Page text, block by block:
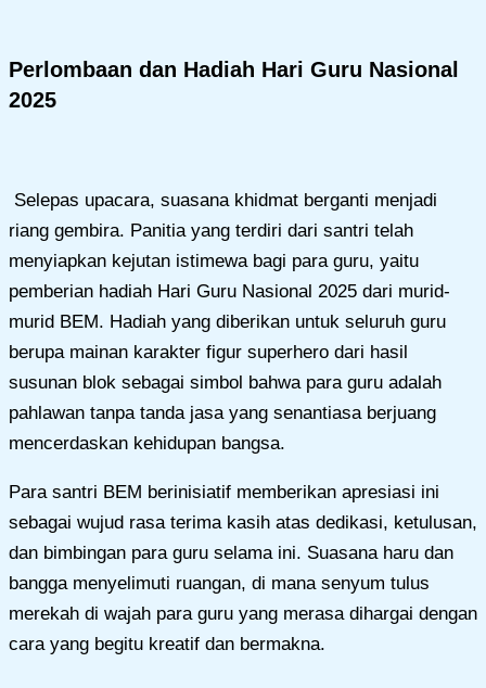
Perlombaan dan Hadiah Hari Guru Nasional
2025
Selepas upacara, suasana khidmat berganti menjadi
riang gembira. Panitia yang terdiri dari santri telah
menyiapkan kejutan istimewa bagi para guru, yaitu
pemberian hadiah Hari Guru Nasional 2025 dari murid-
murid BEM. Hadiah yang diberikan untuk seluruh guru
berupa mainan karakter figur superhero dari hasil
susunan blok sebagai simbol bahwa para guru adalah
pahlawan tanpa tanda jasa yang senantiasa berjuang
mencerdaskan kehidupan bangsa.
Para santri BEM berinisiatif memberikan apresiasi ini
sebagai wujud rasa terima kasih atas dedikasi, ketulusan,
dan bimbingan para guru selama ini. Suasana haru dan
bangga menyelimuti ruangan, di mana senyum tulus
merekah di wajah para guru yang merasa dihargai dengan
cara yang begitu kreatif dan bermakna.